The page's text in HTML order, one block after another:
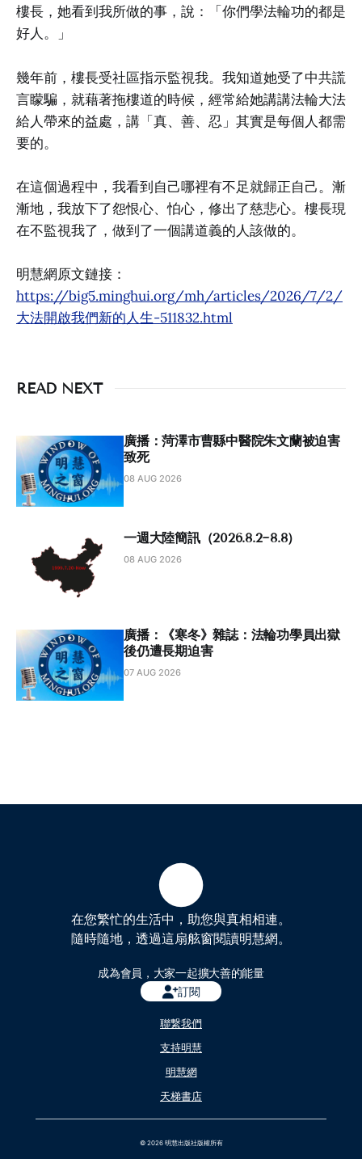
樓長，她看到我所做的事，說：「你們學法輪功的都是
好人。」
幾年前，樓長受社區指示監視我。我知道她受了中共謊
言矇騙，就藉著拖樓道的時候，經常給她講講法輪大法
給人帶來的益處，講「真、善、忍」其實是每個人都需
要的。
在這個過程中，我看到自己哪裡有不足就歸正自己。漸
漸地，我放下了怨恨心、怕心，修出了慈悲心。樓長現
在不監視我了，做到了一個講道義的人該做的。
明慧網原文鏈接：
https://big5.minghui.org/mh/articles/2026/7/2/
大法開啟我們新的人生-511832.html
READ NEXT
廣播：菏澤市曹縣中醫院朱⽂蘭被迫害
致死
08 AUG 2026
一週大陸簡訊（2026.8.2~8.8）
08 AUG 2026
廣播：《寒冬》雜誌：法輪功學員出獄
後仍遭長期迫害
07 AUG 2026
在您繁忙的生活中，助您與真相相連。
隨時隨地，透過這扇舷窗閱讀明慧網。
成為會員，大家一起擴大善的能量
訂閱
聯繋我們
支持明慧
明慧網
天梯書店
© 2026 明慧出版社版權所有